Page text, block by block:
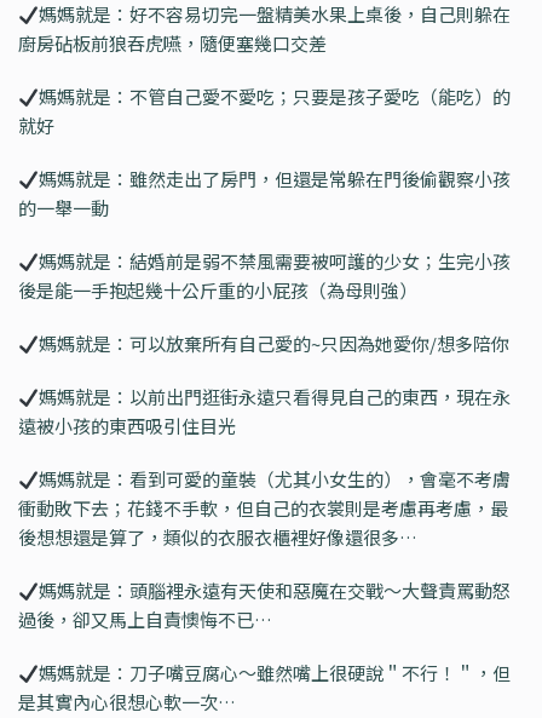
媽媽就是：好不容易切完一盤精美水果上桌後，自己則躲在
廚房砧板前狼吞虎嚥，隨便塞幾口交差
媽媽就是：不管自己愛不愛吃；只要是孩子愛吃（能吃）的
就好
媽媽就是：雖然走出了房門，但還是常躲在門後偷觀察小孩
的一舉一動
媽媽就是：結婚前是弱不禁風需要被呵護的少女；生完小孩
後是能一手抱起幾十公斤重的小屁孩（為母則強）
媽媽就是：可以放棄所有自己愛的~只因為她愛你/想多陪你
媽媽就是：以前出門逛街永遠只看得見自己的東西，現在永
遠被小孩的東西吸引住目光
媽媽就是：看到可愛的童裝（尤其小女生的），會毫不考膚
衝動敗下去；花錢不手軟，但自己的衣裳則是考慮再考慮，最
後想想還是算了，類似的衣服衣櫃裡好像還很多…
媽媽就是：頭腦裡永遠有天使和惡魔在交戰～大聲責罵動怒
過後，卻又馬上自責懊悔不已…
媽媽就是：刀子嘴豆腐心～雖然嘴上很硬說＂不行！＂，但
是其實內心很想心軟一次…